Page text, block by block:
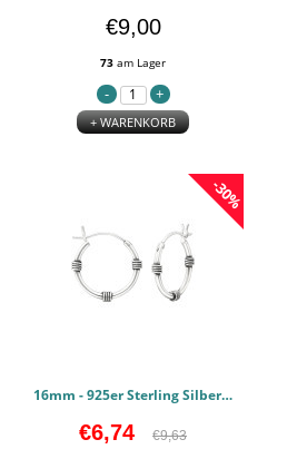
€9,00
73 am Lager
+ WARENKORB
-30%
16mm - 925er Sterling Silber Bali Hoops PCJW37302
€6,74 €9,63